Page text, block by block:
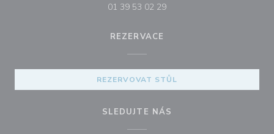
01 39 53 02 29
REZERVACE
REZERVOVAT STŮL
SLEDUJTE NÁS